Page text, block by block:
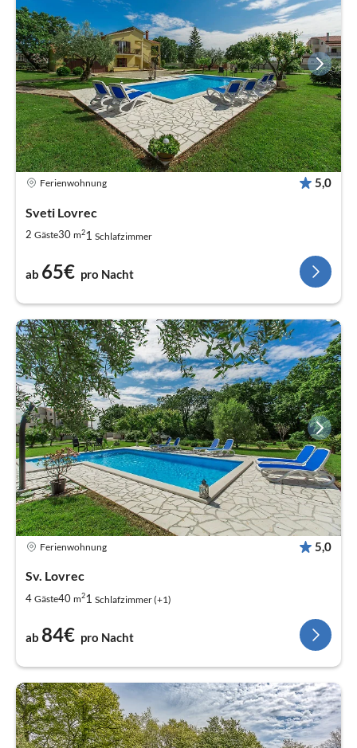
Ferienwohnung 5,0
Sveti Lovrec
2 Gäste30 m21 Schlafzimmer
ab 65€ pro Nacht
Ferienwohnung 5,0
Sv. Lovrec
4 Gäste40 m21 Schlafzimmer (+1)
ab 84€ pro Nacht